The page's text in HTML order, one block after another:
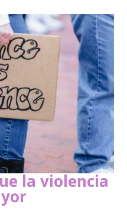
la violencia